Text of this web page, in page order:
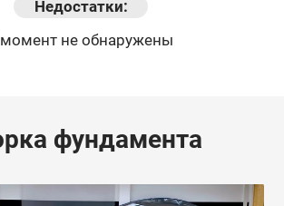
Недостатки:
не обнаружены
фундамента